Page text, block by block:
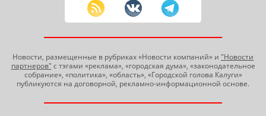
Новости, размещенные в рубриках «Новости компаний» и "Новости
партнеров" с тэгами «реклама», «городская дума», «законодательное
собрание», «политика», «область», «Городской голова Калуги»
публикуются на договорной, рекламно-информационной основе.